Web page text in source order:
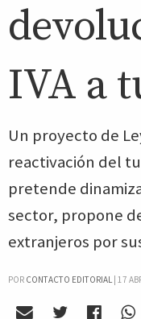
IVA a
Un proyecto de
reactivación del
pretende
sector, propone
extranjeros por
POR CONTACTO EDITORIAL| 17